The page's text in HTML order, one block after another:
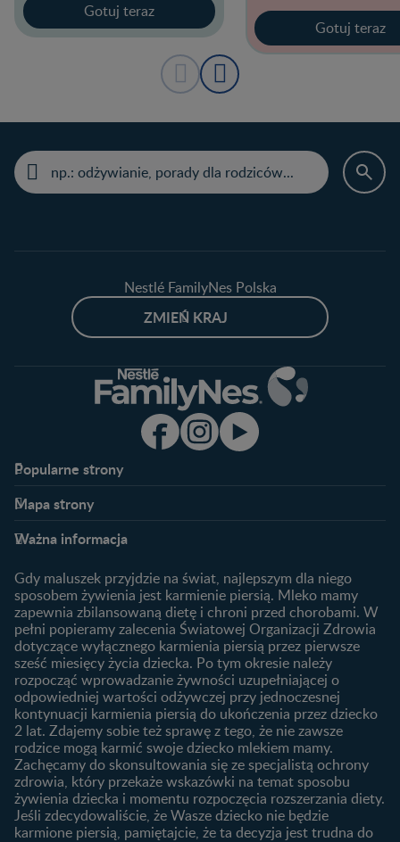
Gotuj teraz
Gotuj teraz
Nestlé FamilyNes Polska
ZMIEŃ KRAJ
Popularne strony​
Kontakt
FAQ
Produkty
Wyszukiwarka produktów
Nasze marki
Mapa strony​
Plamienie implantacyjne –
Jak zaplanować płeć
dziecka?
Jak rozpoznać dni płodne?
Badania przed ciążą
Planowanie urlopu
macierzyńskiego
1. trymestr ciąży
2. trymestr ciąży
3. trymestr ciąży
Rozwój dziecka
Kalendarz rozwoju dziecka
Skoki rozwojowe
Ząbkowanie u niemowląt
Żywienie dziecka
10 sposobów jak poprawić
laktację
Jakie mleko następne
wybrać dla dziecka?
Jak rozszerzać dietę
Ważna informacja
Gdy maluszek przyjdzie na świat, najlepszym dla niego
sposobem żywienia jest karmienie piersią. Mleko mamy
zapewnia zbilansowaną dietę i chroni przed chorobami. W
pełni popieramy zalecenia Światowej Organizacji Zdrowia
dotyczące wyłącznego karmienia piersią przez pierwsze
sześć miesięcy życia dziecka. Po tym okresie należy
rozpocząć wprowadzanie żywności uzupełniającej o
odpowiedniej wartości odżywczej przy jednoczesnej
kontynuacji karmienia piersią do ukończenia przez dziecko
2 lat. Zdajemy sobie też sprawę z tego, że nie zawsze
rodzice mogą karmić swoje dziecko mlekiem mamy.
Zachęcamy do skonsultowania się ze specjalistą ochrony
zdrowia, który przekaże wskazówki na temat sposobu
żywienia dziecka i momentu rozpoczęcia rozszerzania diety.
Jeśli zdecydowaliście, że Wasze dziecko nie będzie
karmione piersią, pamiętajcie, że ta decyzja jest trudna do